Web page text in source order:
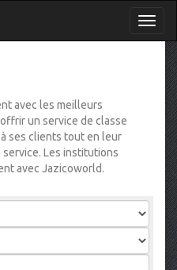
avec les meilleurs
un service de classe
ses clients tout en leur
Les institutions
avec Jazicoworld.